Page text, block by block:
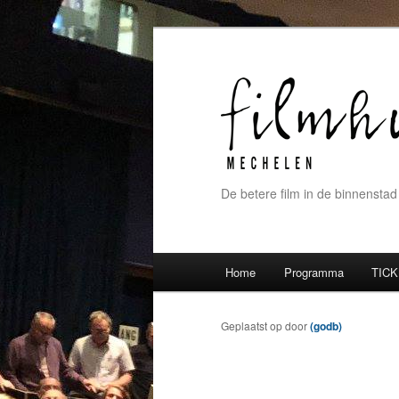
De betere film in de binnenstad
Spring naar de primaire
Spring naar de secundaire
Home Programma
Geplaatst opdoor(godb)